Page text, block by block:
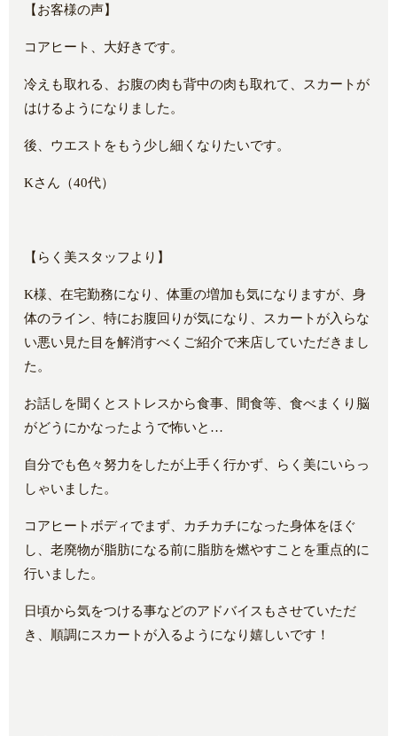
【お客様の声】
コアヒート、大好きです。
冷えも取れる、お腹の肉も背中の肉も取れて、スカートが
はけるようになりました。
後、ウエストをもう少し細くなりたいです。
Kさん（40代）
【らく美スタッフより】
K様、在宅勤務になり、体重の増加も気になりますが、身
体のライン、特にお腹回りが気になり、スカートが入らな
い悪い見た目を解消すべくご紹介で来店していただきまし
た。
お話しを聞くとストレスから食事、間食等、食べまくり脳
がどうにかなったようで怖いと…
自分でも色々努力をしたが上手く行かず、らく美にいらっ
しゃいました。
コアヒートボディでまず、カチカチになった身体をほぐ
し、老廃物が脂肪になる前に脂肪を燃やすことを重点的に
行いました。
日頃から気をつける事などのアドバイスもさせていただ
き、順調にスカートが入るようになり嬉しいです！